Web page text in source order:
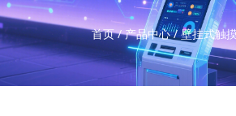
首页/产品中心/壁挂式触